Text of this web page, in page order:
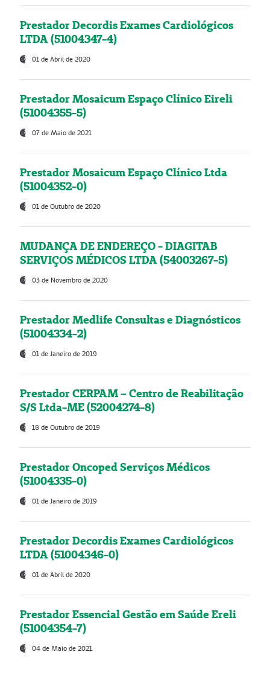
Prestador Decordis Exames Cardiológicos
LTDA (51004347-4)
01 de Abril de 2020
Prestador Mosaicum Espaço Clínico Eireli
(51004355-5)
07 de Maio de 2021
Prestador Mosaicum Espaço Clínico Ltda
(51004352-0)
01 de Outubro de 2020
MUDANÇA DE ENDEREÇO - DIAGITAB
SERVIÇOS MÉDICOS LTDA (54003267-5)
03 de Novembro de 2020
Prestador Medlife Consultas e Diagnósticos
(51004334-2)
01 de Janeiro de 2019
Prestador CERPAM – Centro de Reabilitação
S/S Ltda-ME (52004274-8)
18 de Outubro de 2019
Prestador Oncoped Serviços Médicos
(51004335-0)
01 de Janeiro de 2019
Prestador Decordis Exames Cardiológicos
LTDA (51004346-0)
01 de Abril de 2020
Prestador Essencial Gestão em Saúde Ereli
(51004354-7)
04 de Maio de 2021